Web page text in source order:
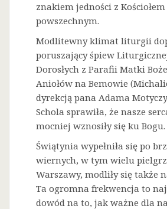
znakiem jedności z Kościołem
powszechnym.
Modlitewny klimat liturgii
poruszający śpiew
Dorosłych z Parafii Matki
Aniołów na Bemowie
dyrekcją pana Adama
Schola sprawiła, że nasze
mocniej wznosiły się ku Bogu.
Świątynia wypełniła się po
wiernych, w tym wielu
Warszawy, modliły się także
Ta ogromna frekwencja to
dowód na to, jak ważne dla